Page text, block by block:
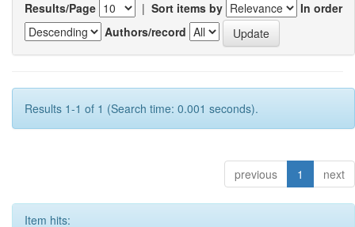
Results/Page | Sort items by
In order
Authors/record
Results 1-1 of 1 (Search time: 0.001 seconds).
previous 1 next
Item hits: